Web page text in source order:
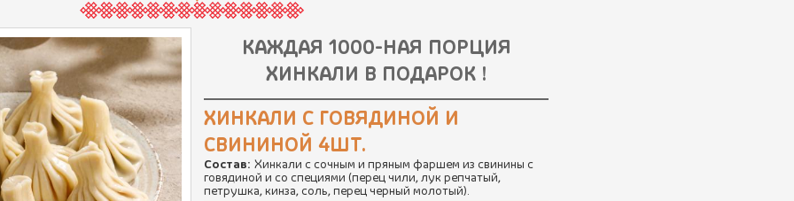
КАЖДАЯ 1000-НАЯ ПОРЦИЯ
ХИНКАЛИ В ПОДАРОК !
ХИНКАЛИ С ГОВЯДИНОЙ И
СВИНИНОЙ 4ШТ.
Состав: Хинкали с сочным и пряным фаршем из свинины с
говядиной и со специями (перец чили, лук репчатый,
петрушка, кинза, соль, перец черный молотый).